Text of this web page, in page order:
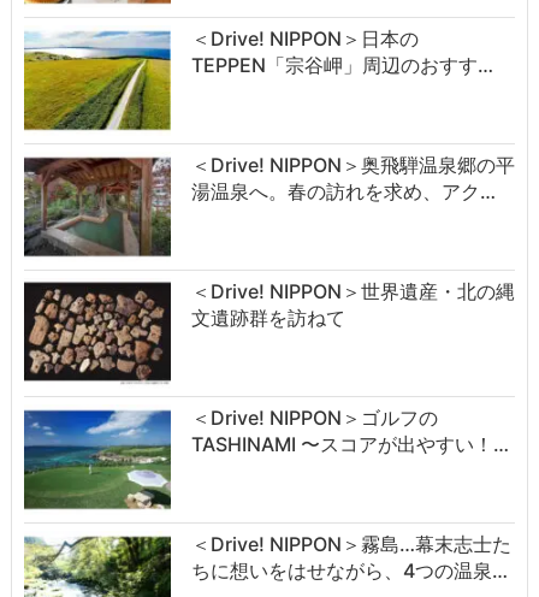
＜Drive! NIPPON＞日本の
TEPPEN「宗谷岬」周辺のおすす…
＜Drive! NIPPON＞奥飛騨温泉郷の平
湯温泉へ。春の訪れを求め、アク…
＜Drive! NIPPON＞世界遺産・北の縄
文遺跡群を訪ねて
＜Drive! NIPPON＞ゴルフの
TASHINAMI 〜スコアが出やすい！…
＜Drive! NIPPON＞霧島…幕末志士た
ちに想いをはせながら、4つの温泉…